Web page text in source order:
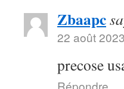
Zbaapc
22 août
precose
Répondre